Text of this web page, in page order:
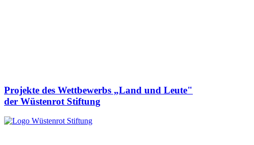
Projekte des Wettbewerbs „Land und Leute"
der Wüstenrot Stiftung